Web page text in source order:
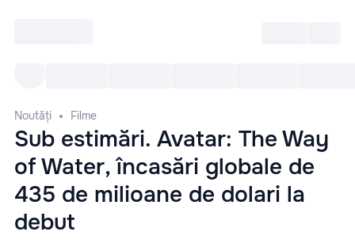
Noutăți Filme
Sub estimări. Avatar: The Way
of Water, încasări globale de
435 de milioane de dolari la
debut